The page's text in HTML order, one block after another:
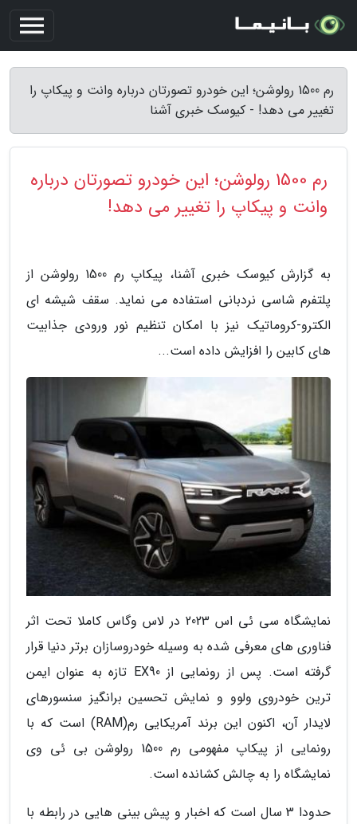
رم 1500 رولوشن؛ این خودرو تصورتان درباره وانت و پیکاپ را
تغییر می دهد! - کیوسک خبری آشنا
رم 1500 رولوشن؛ این خودرو تصورتان درباره
وانت و پیکاپ را تغییر می دهد!
به گزارش کیوسک خبری آشنا، پیکاپ رم 1500 رولوشن از
پلتفرم شاسی نردبانی استفاده می نماید. سقف شیشه ای
الکترو-کروماتیک نیز با امکان تنظیم نور ورودی جذابیت
های کابین را افزایش داده است...
نمایشگاه سی ئی اس 2023 در لاس وگاس کاملا تحت اثر
فناوری های معرفی شده به وسیله خودروسازان برتر دنیا قرار
گرفته است. پس از رونمایی از EX90 تازه به عنوان ایمن
ترین خودروی ولوو و نمایش تحسین برانگیز سنسورهای
لایدار آن، اکنون این برند آمریکایی رم(RAM) است که با
رونمایی از پیکاپ مفهومی رم 1500 رولوشن بی ئی وی
نمایشگاه را به چالش کشانده است.
حدودا 3 سال است که اخبار و پیش بینی هایی در رابطه با